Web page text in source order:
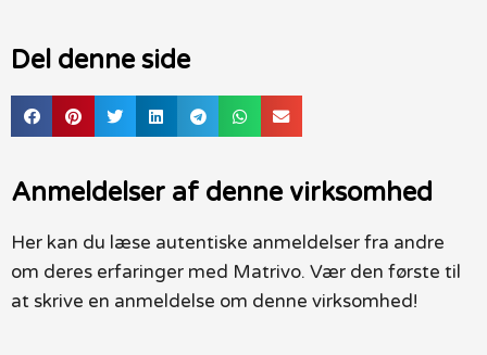
Del denne side
Anmeldelser af denne virksomhed
Her kan du læse autentiske anmeldelser fra andre
om deres erfaringer med Matrivo. Vær den første til
at skrive en anmeldelse om denne virksomhed!